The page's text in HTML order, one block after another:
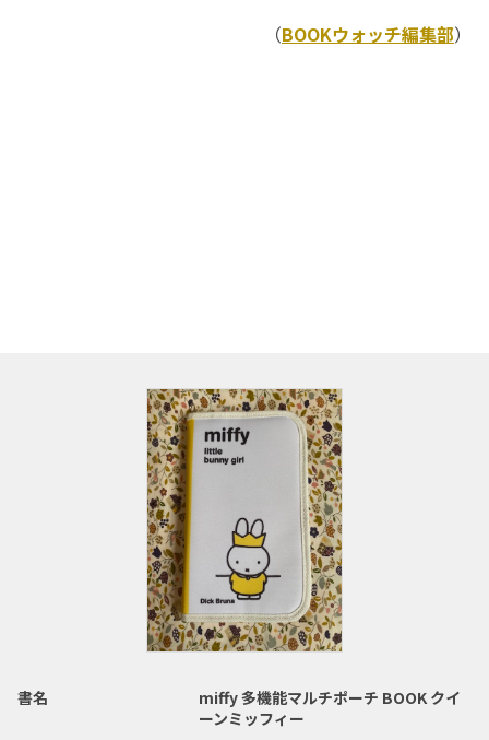
（BOOKウォッチ編集部）
書名
miffy 多機能マルチポーチ BOOK クイ
ーンミッフィー